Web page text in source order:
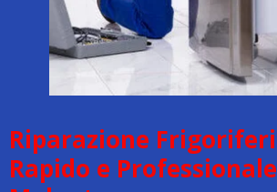
Riparazione
Rapido e